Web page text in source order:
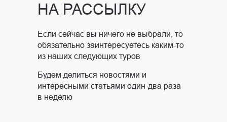
НА РАССЫЛКУ
Если сейчас вы ничего не выбрали, то
обязательно заинтересуетесь каким-то
из наших следующих туров
Будем делиться новостями и
интересными статьями один-два раза
в неделю